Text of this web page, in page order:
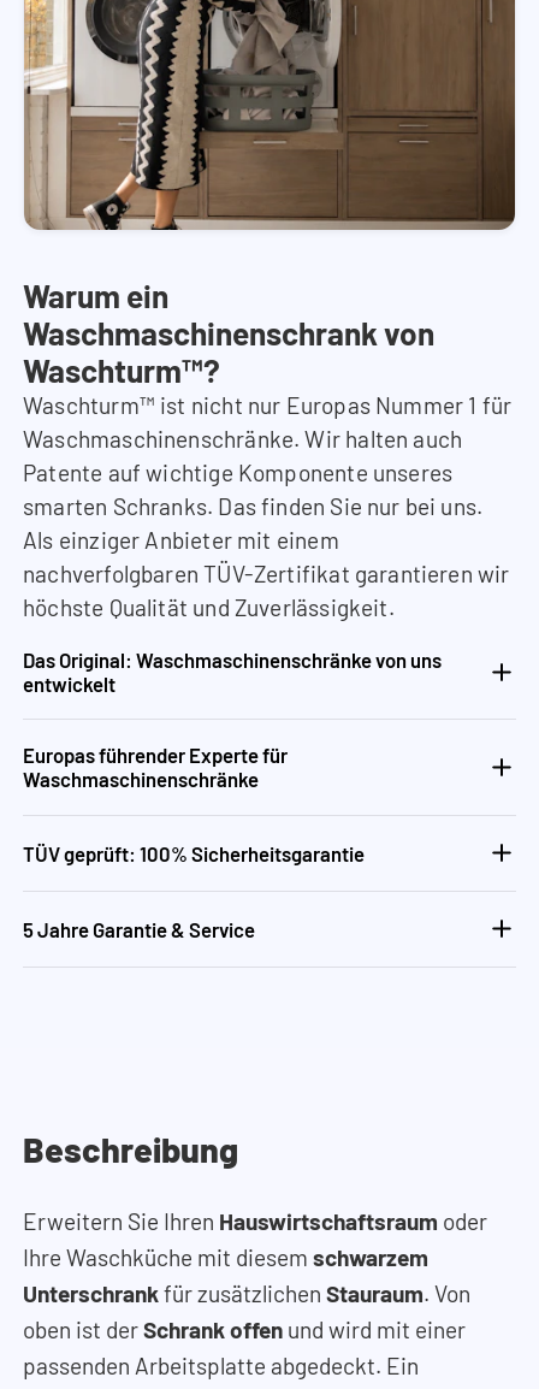
Warum ein
Waschmaschinenschrank von
Waschturm™?
Waschturm™ ist nicht nur Europas Nummer 1 für
Waschmaschinenschränke. Wir halten auch
Patente auf wichtige Komponente unseres
smarten Schranks. Das finden Sie nur bei uns.
Als einziger Anbieter mit einem
nachverfolgbaren TÜV-Zertifikat garantieren wir
höchste Qualität und Zuverlässigkeit.
Das Original: Waschmaschinenschränke von uns
entwickelt
Europas führender Experte für
Waschmaschinenschränke
TÜV geprüft: 100% Sicherheitsgarantie
5 Jahre Garantie & Service
Beschreibung
Erweitern Sie Ihren Hauswirtschaftsraum oder
Ihre Waschküche mit diesemschwarzem
Unterschrankfür zusätzlichenStauraum. Von
oben ist derSchrank offen und wird mit einer
passenden Arbeitsplatte abgedeckt. Ein